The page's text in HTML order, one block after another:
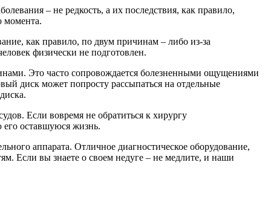
– не редкость, а их последствия, как правило,
момента.
как правило, по двум причинам – либо из-за
физически не подготовлен.
Это часто сопровождается болезненными ощущениями
диск может попросту рассыпаться на отдельные
Если вовремя не обратиться к хирургу
оставшуюся жизнь.
аппарата. Отличное диагностическое оборудование,
Если вы знаете о своем недуге – не медлите, и наши